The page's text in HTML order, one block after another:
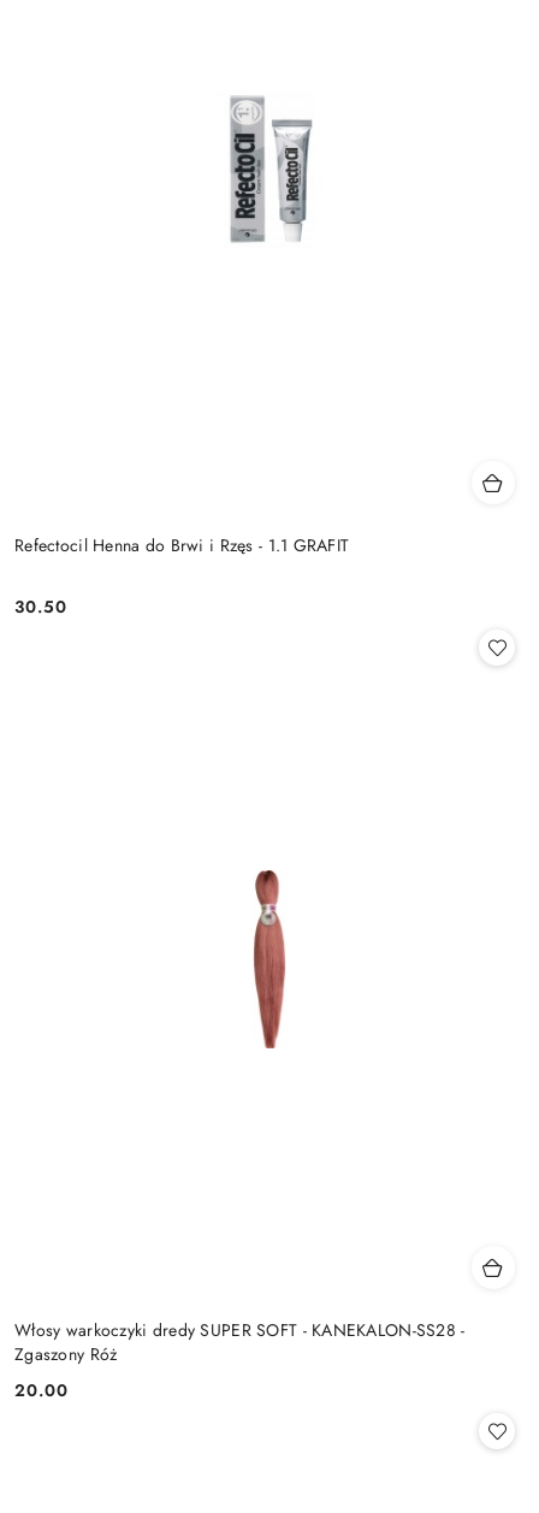
Refectocil Henna do Brwi i Rzęs - 1.1 GRAFIT
Cena:
30.50
Włosy warkoczyki dredy SUPER SOFT - KANEKALON-SS28 -
Zgaszony Róż
Cena:
20.00